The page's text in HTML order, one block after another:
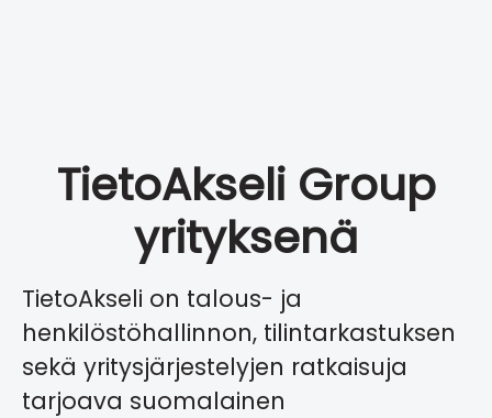
TietoAkseli Group
yrityksenä
TietoAkseli on talous- ja
henkilöstöhallinnon, tilintarkastuksen
sekä yritysjärjestelyjen ratkaisuja
tarjoava suomalainen